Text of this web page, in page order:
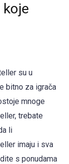
su u
bitno za igrača
mnoge
trebate
li
imaju i sva
s ponudama